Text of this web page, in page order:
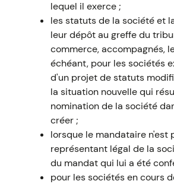
lequel il exerce ;
les statuts de la société et
leur dépôt au greffe du
commerce, accompagnés,
échéant, pour les sociétés
d'un projet de statuts
la situation nouvelle qui
nomination de la société
créer ;
lorsque le mandataire n'est
représentant légal de la
du mandat qui lui a été
pour les sociétés en cours